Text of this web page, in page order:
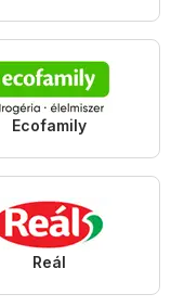
Ecofamily
Reál